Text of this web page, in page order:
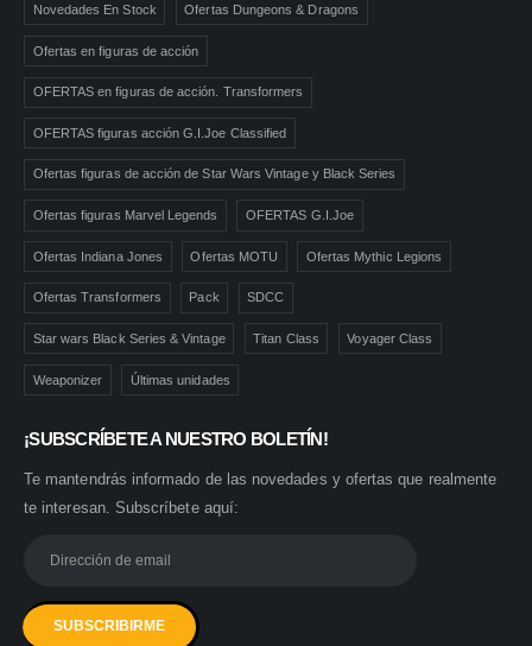
Novedades En Stock Ofertas Dungeons & Dragons
Ofertas en figuras de acción
OFERTAS en figuras de acción. Transformers
OFERTAS figuras acción G.I.Joe Classified
Ofertas figuras de acción de Star Wars Vintage y Black Series
Ofertas figuras Marvel Legends OFERTAS G.I.Joe
Ofertas Indiana Jones Ofertas MOTU Ofertas Mythic Legions
Ofertas Transformers Pack SDCC
Star wars Black Series & Vintage Titan Class Voyager Class
Weaponizer Últimas unidades
¡SUBSCRÍBETE A NUESTRO BOLETÍN!
Te mantendrás informado de las novedades y ofertas que realmente
te interesan. Subscríbete aquí: